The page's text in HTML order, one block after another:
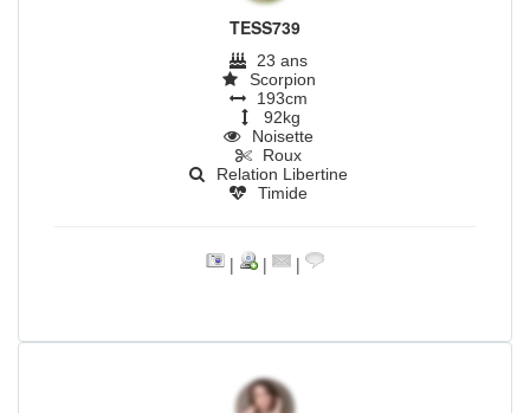
TESS739
23 ans
Scorpion
193cm
92kg
Noisette
Roux
Relation Libertine
Timide
| | |